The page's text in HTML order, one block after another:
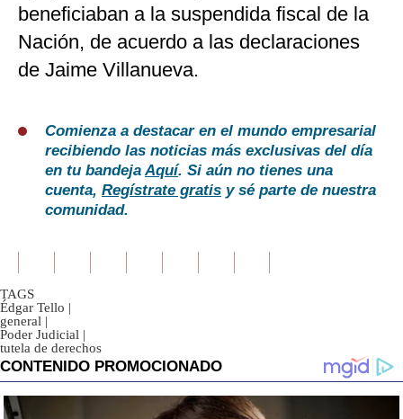
beneficiaban a la suspendida fiscal de la
Nación, de acuerdo a las declaraciones
de Jaime Villanueva.
Comienza a destacar en el mundo empresarial
recibiendo las noticias más exclusivas del día
en tu bandejaAquí. Si aún no tienes una
cuenta, Regístrate gratis y sé parte de nuestra
comunidad.
TAGS
Édgar Tello |
general |
Poder Judicial |
tutela de derechos